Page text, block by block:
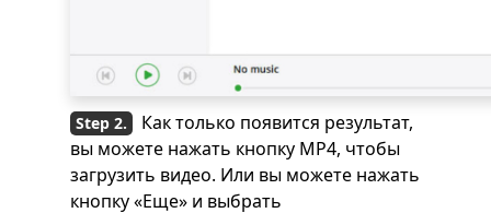
Как только появится результат,
вы можете нажать кнопку MP4, чтобы
загрузить видео. Или вы можете нажать
кнопку «Еще» и выбрать